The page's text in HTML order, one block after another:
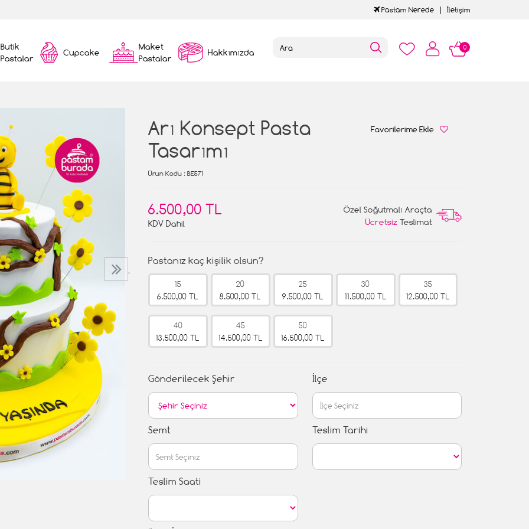
Pastam Nerede İletişim
Butik
Pastalar
Cupcake
Maket
Pastalar
Hakkımızda 0
›
Arı Konsept Pasta
Tasarımı
Favorilerime Ekle
Ürün Kodu : BE571
6.500,00 TL
KDV Dahil
Özel Soğutmalı Araçta
Ücretsiz Teslimat
Pastanız kaç kişilik olsun?
15
6.500,00 TL
20
8.500,00 TL
25
9.500,00 TL
30
11.500,00 TL
35
12.500,00 TL
40
13.500,00 TL
45
14.500,00 TL
50
16.500,00 TL
Gönderilecek Şehir İlçe
Semt Teslim Tarihi
Teslim Saati